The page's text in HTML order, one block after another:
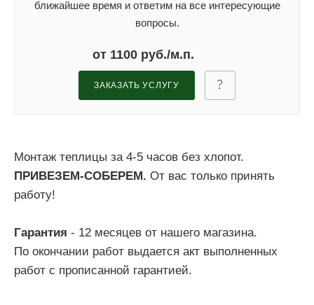
ближайшее время и ответим на все интересующие
вопросы.
от 1100 руб./м.п.
ЗАКАЗАТЬ УСЛУГУ
Монтаж теплицы за 4-5 часов без хлопот.
ПРИВЕЗЕМ-СОБЕРЕМ. От вас только принять
работу!
Гарантия - 12 месяцев от нашего магазина.
По окончании работ выдается акт выполненных
работ с прописанной гарантией.